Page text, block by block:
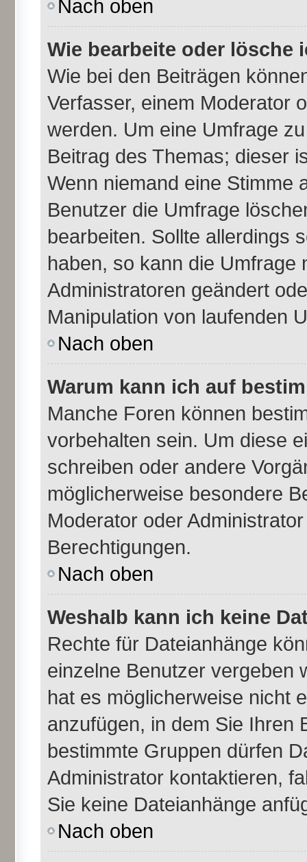
Nach oben
Wie bearbeite oder lösche
Wie bei den Beiträgen
Verfasser, einem Moderator
werden. Um eine Umfrage
Beitrag des Themas; dieser
Wenn niemand eine Stimme
Benutzer die Umfrage
bearbeiten. Sollte allerdings
haben, so kann die
Administratoren geändert
Manipulation von laufenden
Nach oben
Warum kann ich auf
Manche Foren können
vorbehalten sein. Um diese
schreiben oder andere
möglicherweise besondere
Moderator oder
Berechtigungen.
Nach oben
Weshalb kann ich keine
Rechte für Dateianhänge
einzelne Benutzer vergeben
hat es möglicherweise nicht
anzufügen, in dem Sie Ihren
bestimmte Gruppen dürfen
Administrator kontaktieren,
Sie keine Dateianhänge
Nach oben